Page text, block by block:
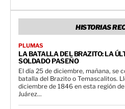
HISTORIAS
PLUMAS
LA BATALLA DEL BRAZITO: LA
SOLDADO PASEÑO
El día 25 de diciembre, mañana, se
batalla del Brazito o Temascalitos.
diciembre de 1846 en esta región
Juárez...